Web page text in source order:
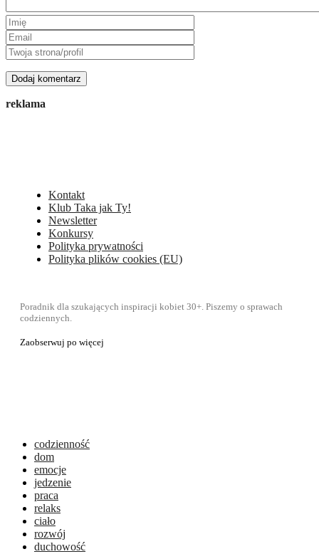
reklama
Kontakt
Klub Taka jak Ty!
Newsletter
Konkursy
Polityka prywatności
Polityka plików cookies (EU)
Poradnik dla szukających inspiracji kobiet 30+. Piszemy o sprawach
codziennych.
Zaobserwuj po więcej
codzienność
dom
emocje
jedzenie
praca
relaks
ciało
rozwój
duchowość